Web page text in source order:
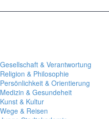
Gesellschaft & Verantwortung
Religion & Philosophie
Persönlichkeit & Orientierung
Medizin & Gesundeheit
Kunst & Kultur
Wege & Reisen